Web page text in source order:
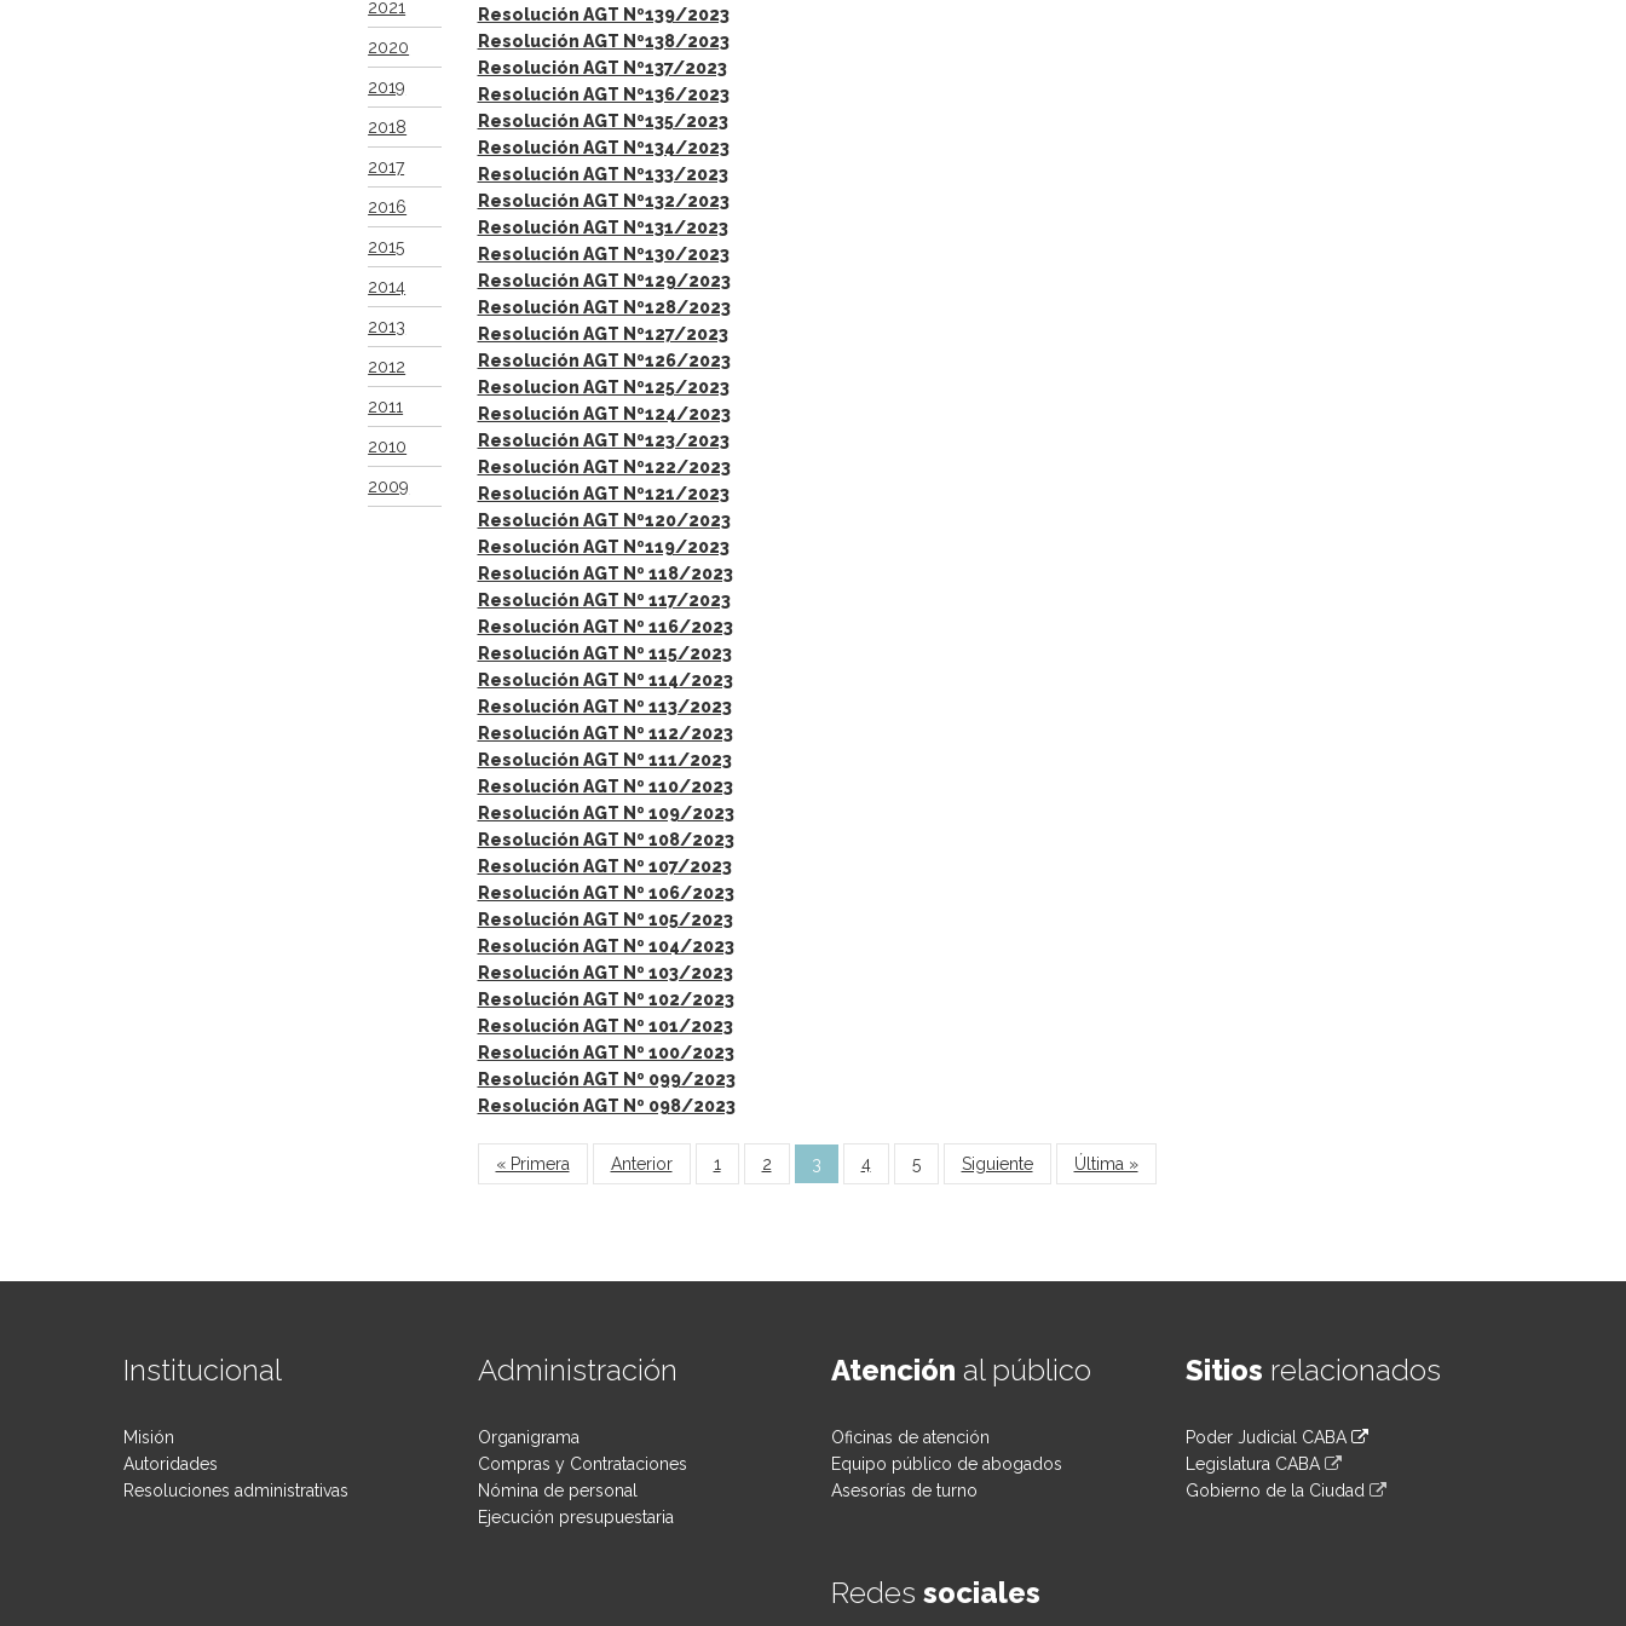
2021
2020
2019
2018
2017
2016
2015
2014
2013
2012
2011
2010
2009
Resolución AGT Nº139/2023
Resolución AGT Nº138/2023
Resolución AGT Nº137/2023
Resolución AGT Nº136/2023
Resolución AGT Nº135/2023
Resolución AGT Nº134/2023
Resolución AGT Nº133/2023
Resolución AGT Nº132/2023
Resolución AGT Nº131/2023
Resolución AGT Nº130/2023
Resolución AGT Nº129/2023
Resolución AGT Nº128/2023
Resolución AGT Nº127/2023
Resolución AGT Nº126/2023
Resolucion AGT Nº125/2023
Resolución AGT Nº124/2023
Resolución AGT Nº123/2023
Resolución AGT Nº122/2023
Resolución AGT Nº121/2023
Resolución AGT Nº120/2023
Resolución AGT Nº119/2023
Resolución AGT Nº 118/2023
Resolución AGT Nº 117/2023
Resolución AGT Nº 116/2023
Resolución AGT Nº 115/2023
Resolución AGT Nº 114/2023
Resolución AGT Nº 113/2023
Resolución AGT Nº 112/2023
Resolución AGT Nº 111/2023
Resolución AGT Nº 110/2023
Resolución AGT Nº 109/2023
Resolución AGT Nº 108/2023
Resolución AGT Nº 107/2023
Resolución AGT Nº 106/2023
Resolución AGT Nº 105/2023
Resolución AGT Nº 104/2023
Resolución AGT Nº 103/2023
Resolución AGT Nº 102/2023
Resolución AGT Nº 101/2023
Resolución AGT Nº 100/2023
Resolución AGT Nº 099/2023
Resolución AGT Nº 098/2023
Páginas
« Primera Anterior 1 2 3 4 5 Siguiente Última »
Institucional
Misión
Autoridades
Resoluciones administrativas
Administración
Organigrama
Compras y Contrataciones
Nómina de personal
Ejecución presupuestaria
Atención al público
Oficinas de atención
Equipo público de abogados
Asesorías de turno
Redes sociales
Sitios relacionados
Poder Judicial CABA
Legislatura CABA
Gobierno de la Ciudad